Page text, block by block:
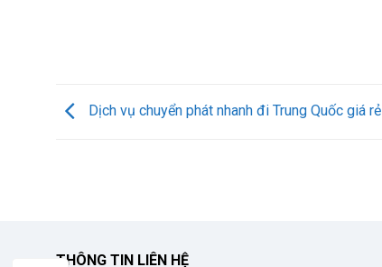
Dịch vụ chuyển phát nhanh đi Trung Quốc giá rẻ
THÔNG TIN LIÊN HỆ